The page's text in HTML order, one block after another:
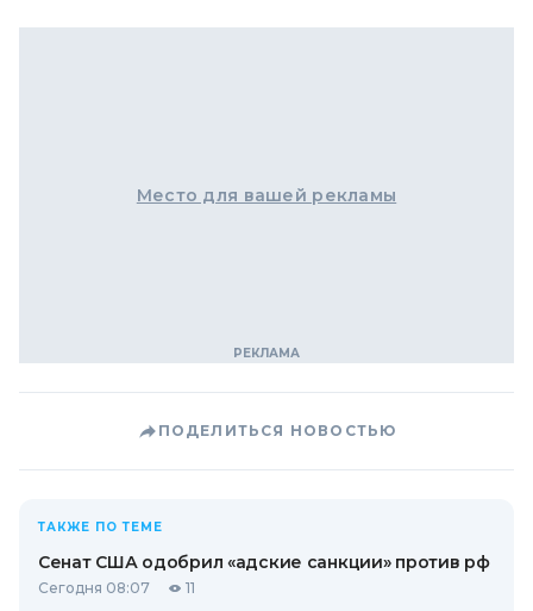
Место для вашей рекламы
ПОДЕЛИТЬСЯ НОВОСТЬЮ
ТАКЖЕ ПО ТЕМЕ
Сенат США одобрил «адские санкции» против рф
Сегодня 08:07 11